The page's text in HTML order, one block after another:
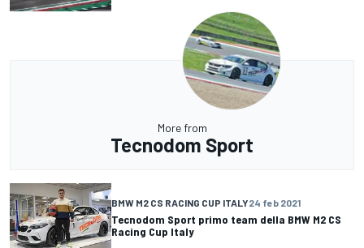
More from
Tecnodom Sport
BMW M2 CS RACING CUP ITALY24 feb 2021
Tecnodom Sport primo team della BMW M2 CS
Racing Cup Italy